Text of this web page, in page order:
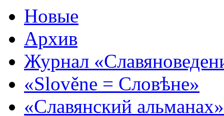
Новые
Архив
Журнал
«Slověne = Словѣне»
«Славянский альманах»